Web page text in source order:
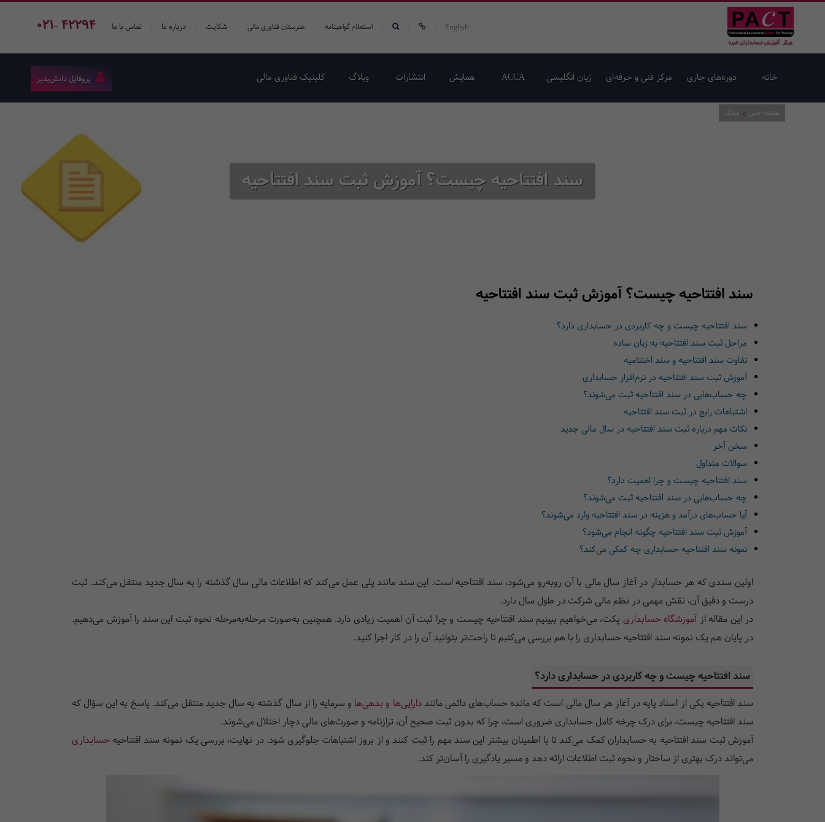
021- 42294 English استعلام گواهینامه هنرستان فناوری مالی شکایت درباره ما تماس با ما
خانه دوره‌های جاری مرکز فنی و حرفه‌ای زبان انگلیسی ACCA همایش‌ انتشارات وبلاگ کلینیک فناوری مالی پروفایل دانش‌پذیر
سند افتتاحیه چیست؟ آموزش ثبت سند افتتاحیه
صفحه اصلی وبلاگ
سند افتتاحیه چیست؟ آموزش ثبت سند افتتاحیه
سند افتتاحیه چیست و چه کاربردی در حسابداری دارد؟
مراحل ثبت سند افتتاحیه به زبان ساده
تفاوت سند افتتاحیه و سند اختتامیه
آموزش ثبت سند افتتاحیه در نرم‌افزار حسابداری
چه حساب‌هایی در سند افتتاحیه ثبت می‌شوند؟
اشتباهات رایج در ثبت سند افتتاحیه
نکات مهم درباره ثبت سند افتتاحیه در سال مالی جدید
سخن آخر
سوالات متداول
سند افتتاحیه چیست و چرا اهمیت دارد؟
چه حساب‌هایی در سند افتتاحیه ثبت می‌شوند؟
آیا حساب‌های درآمد و هزینه در سند افتتاحیه وارد می‌شوند؟
آموزش ثبت سند افتتاحیه چگونه انجام می‌شود؟
نمونه سند افتتاحیه حسابداری چه کمکی می‌کند؟
اولین سندی که هر حسابدار در آغاز سال مالی با آن روبه‌رو می‌شود، سند افتتاحیه است. این سند مانند پلی عمل می‌کند که اطلاعات مالی سال گذشته را به سال جدید منتقل می‌کند. ثبت
درست و دقیق آن، نقش مهمی در نظم مالی شرکت در طول سال دارد.
در این مقاله ازآموزشگاه حسابداری پکت، می‌خواهیم ببینیم سند افتتاحیه چیست و چرا ثبت آن اهمیت زیادی دارد. همچنین به‌صورت مرحله‌به‌مرحله نحوه ثبت این سند را آموزش می‌دهیم.
در پایان هم یک نمونه سند افتتاحیه حسابداری را با هم بررسی می‌کنیم تا راحت‌تر بتوانید آن را در کار اجرا کنید.
سند افتتاحیه چیست و چه کاربردی در حسابداری دارد؟
سند افتتاحیه یکی از اسناد پایه در آغاز هر سال مالی است که مانده حساب‌های دائمی ماننددارایی‌ها و بدهی‌ها و سرمایه را از سال گذشته به سال جدید منتقل می‌کند. پاسخ به این سؤال که
سند افتتاحیه چیست، برای درک چرخه کامل حسابداری ضروری است، چرا که بدون ثبت صحیح آن، ترازنامه و صورت‌های مالی دچار اختلال می‌شوند.
آموزش ثبت سند افتتاحیه به حسابداران کمک می‌کند تا با اطمینان بیشتر این سند مهم را ثبت کنند و از بروز اشتباهات جلوگیری شود. در نهایت، بررسی یک نمونه سند افتتاحیه حسابداری
می‌تواند درک بهتری از ساختار و نحوه ثبت اطلاعات ارائه دهد و مسیر یادگیری را آسان‌تر کند.